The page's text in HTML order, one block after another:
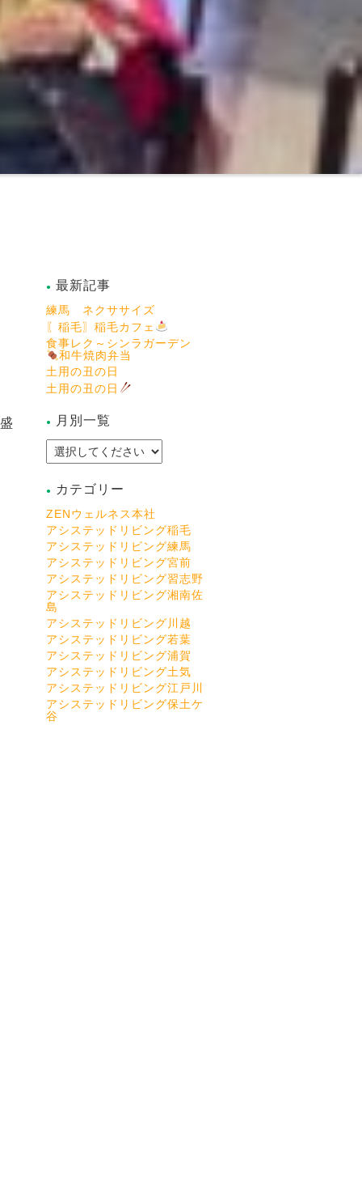
最新記事
練馬 ネクササイズ
〖稲毛〗稲毛カフェ
食事レク～シンラガーデン
和牛焼肉弁当
土用の丑の日
土用の丑の日
月別一覧
カテゴリー
ZENウェルネス本社
アシステッドリビング稲毛
アシステッドリビング練馬
アシステッドリビング宮前
アシステッドリビング習志野
アシステッドリビング湘南佐
島
アシステッドリビング川越
アシステッドリビング若葉
アシステッドリビング浦賀
アシステッドリビング土気
アシステッドリビング江戸川
アシステッドリビング保土ケ
谷